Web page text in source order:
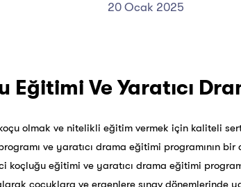
20 Ocak 2025
Eğitimi Ve Yaratıcı
olmak ve nitelikli eğitim vermek için kaliteli
ve yaratıcı drama eğitimi programının
koçluğu eğitimi ve yaratıcı drama eğitimi
çocuklara ve ergenlere sınav dönemlerinde